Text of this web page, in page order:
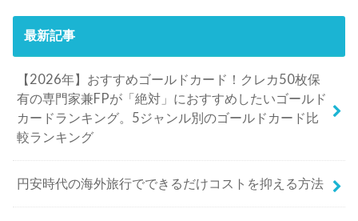
最新記事
【2026年】おすすめゴールドカード！クレカ50枚保
有の専門家兼FPが「絶対」におすすめしたいゴールド
カードランキング。5ジャンル別のゴールドカード比
較ランキング
円安時代の海外旅行でできるだけコストを抑える方法